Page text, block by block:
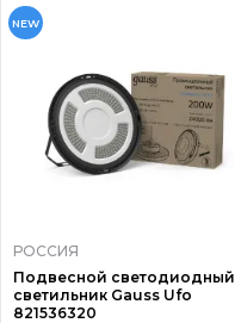
NEW
РОССИЯ
Подвесной светодиодный
светильник Gauss Ufo
821536320